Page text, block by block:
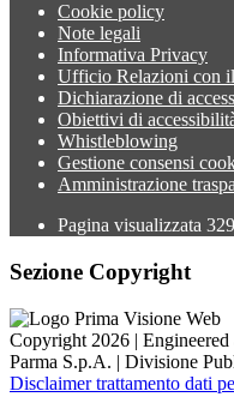
Cookie policy
Note legali
Informativa Privacy
Ufficio Relazioni con
Dichiarazione di
Obiettivi di
Whistleblowing
Gestione consensi
Amministrazione
Pagina visualizzata 329
Sezione Copyright
Copyright 2026 |
Parma S.p.A. | Divisione
Disclaimer trattamento dati